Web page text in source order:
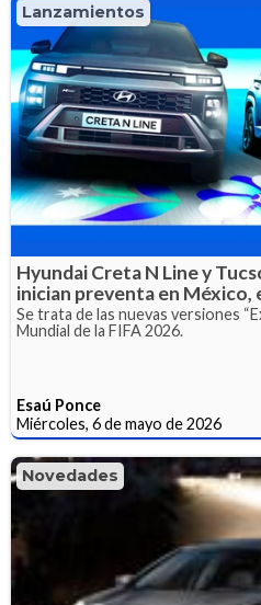
Lanzamientos
Hyundai Creta N Line y
inician preventa en México,
Se trata de las nuevas versiones
Mundial de la FIFA 2026.
Esaú Ponce
Miércoles, 6 de mayo de 2026
Novedades